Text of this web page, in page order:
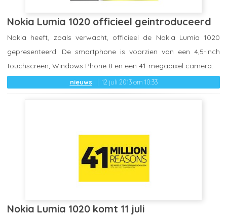
Nokia Lumia 1020 officieel geintroduceerd
nieuws 12 juli 2013 om 10:33
Nokia heeft, zoals verwacht, officieel de Nokia Lumia 1020
gepresenteerd. De smartphone is voorzien van een 4,5-inch
touchscreen, Windows Phone 8 en een 41-megapixel camera.
Nokia Lumia 1020 komt 11 juli